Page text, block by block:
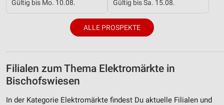
Gültig bis Mo. 10.08. Gültig bis Sa. 15.08.
ALLE PROSPEKTE
Filialen zum Thema Elektromärkte in
Bischofswiesen
In der Kategorie Elektromärkte findest Du aktuelle Filialen und